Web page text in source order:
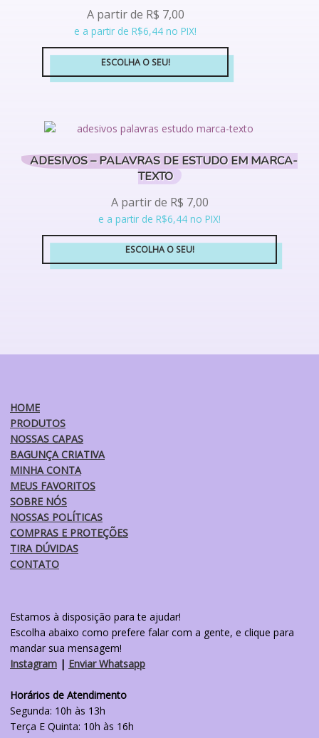
opções
podem
ser
escolhidas
página
A partir de R$ 7,00
e a partir de R$6,44 no PIX!
ESCOLHA O SEU!
Este
várias
As
opções
podem
ser
escolhidas
na
do
ADESIVOS – PALAVRAS DE ESTUDO EM MARCA-
TEXTO
A partir de R$ 7,00
e a partir de R$6,44 no PIX!
ESCOLHA O SEU!
Este
As
HOME
PRODUTOS
NOSSAS CAPAS
BAGUNÇA CRIATIVA
MINHA CONTA
MEUS FAVORITOS
SOBRE NÓS
NOSSAS POLÍTICAS
COMPRAS E PROTEÇÕES
TIRA DÚVIDAS
CONTATO
Estamos à disposição para te ajudar!
Escolha abaixo como prefere falar com a gente, e clique para
mandar sua mensagem!
Instagram | Enviar Whatsapp
Horários de Atendimento
Segunda: 10h às 13h
Terça E Quinta: 10h às 16h